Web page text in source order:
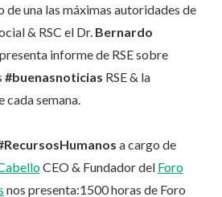
de una las máximas autoridades de
& RSC el Dr. Bernardo
informe de RSE sobre
#buenasnoticias RSE & la
semana.
a cargo de
CEO & Fundador del Foro
nos presenta:1500 horas de Foro